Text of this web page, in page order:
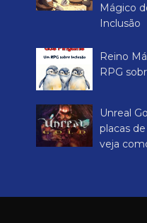
Mágico
Inclusão
Reino
RPG
Unreal
placas
veja